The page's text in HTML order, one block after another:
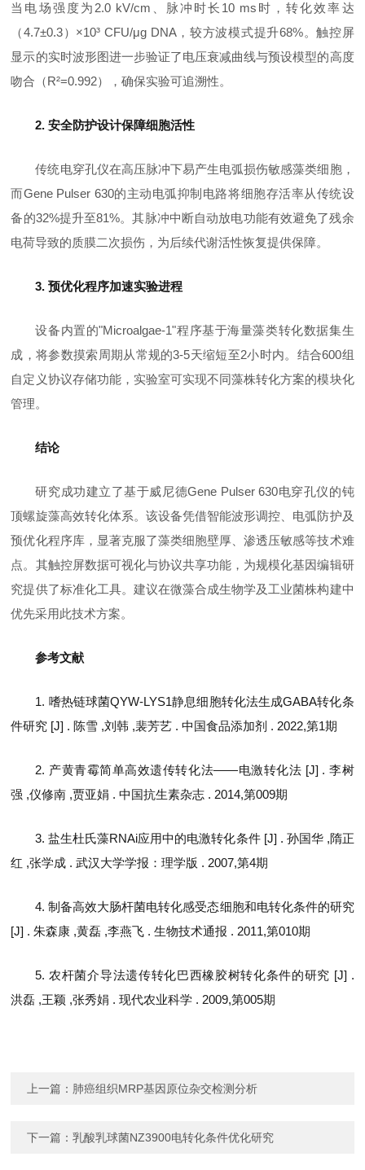
当电场强度为2.0 kV/cm、脉冲时长10 ms时，转化效率达
（4.7±0.3）×10³ CFU/μg DNA，较方波模式提升68%。触控屏
显示的实时波形图进一步验证了电压衰减曲线与预设模型的高度
吻合（R²=0.992），确保实验可追溯性。
2. 安全防护设计保障细胞活性
传统电穿孔仪在高压脉冲下易产生电弧损伤敏感藻类细胞，
而Gene Pulser 630的主动电弧抑制电路将细胞存活率从传统设
备的32%提升至81%。其脉冲中断自动放电功能有效避免了残余
电荷导致的质膜二次损伤，为后续代谢活性恢复提供保障。
3. 预优化程序加速实验进程
设备内置的"Microalgae-1"程序基于海量藻类转化数据集生
成，将参数摸索周期从常规的3-5天缩短至2小时内。结合600组
自定义协议存储功能，实验室可实现不同藻株转化方案的模块化
管理。
结论
研究成功建立了基于威尼德Gene Pulser 630电穿孔仪的钝
顶螺旋藻高效转化体系。该设备凭借智能波形调控、电弧防护及
预优化程序库，显著克服了藻类细胞壁厚、渗透压敏感等技术难
点。其触控屏数据可视化与协议共享功能，为规模化基因编辑研
究提供了标准化工具。建议在微藻合成生物学及工业菌株构建中
优先采用此技术方案。
参考文献
1. 嗜热链球菌QYW-LYS1静息细胞转化法生成GABA转化条
件研究 [J] . 陈雪 ,刘韩 ,裴芳艺 . 中国食品添加剂 . 2022,第1期
2. 产黄青霉简单高效遗传转化法——电激转化法 [J] . 李树
强 ,仪修南 ,贾亚娟 . 中国抗生素杂志 . 2014,第009期
3. 盐生杜氏藻RNAi应用中的电激转化条件 [J] . 孙国华 ,隋正
红 ,张学成 . 武汉大学学报：理学版 . 2007,第4期
4. 制备高效大肠杆菌电转化感受态细胞和电转化条件的研究
[J] . 朱森康 ,黄磊 ,李燕飞 . 生物技术通报 . 2011,第010期
5. 农杆菌介导法遗传转化巴西橡胶树转化条件的研究 [J] .
洪磊 ,王颖 ,张秀娟 . 现代农业科学 . 2009,第005期
上一篇： 肺癌组织MRP基因原位杂交检测分析
下一篇：乳酸乳球菌NZ3900电转化条件优化研究